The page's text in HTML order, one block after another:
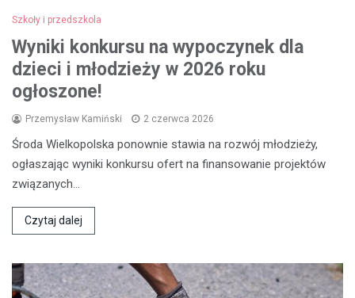
Szkoły i przedszkola
Wyniki konkursu na wypoczynek dla
dzieci i młodzieży w 2026 roku
ogłoszone!
Przemysław Kamiński 2 czerwca 2026
Środa Wielkopolska ponownie stawia na rozwój młodzieży,
ogłaszając wyniki konkursu ofert na finansowanie projektów
związanych…
Czytaj dalej